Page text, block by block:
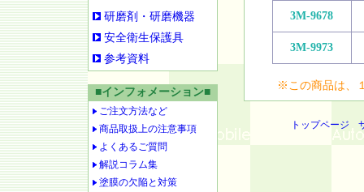
研磨剤・研磨機器
安全衛生保護具
参考資料
■インフォメーション■
ご注文方法など
商品取扱上の注意事項
よくあるご質問
解説コラム集
塗膜の欠陥と対策
3M-9678
3M-9973
※この商品は、
トップページ